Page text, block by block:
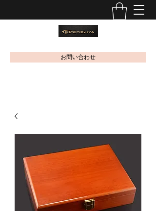
お問い合わせ